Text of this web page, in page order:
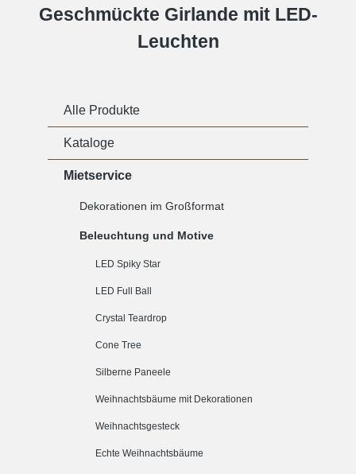
Geschmückte Girlande mit LED-
Leuchten
Alle Produkte
Kataloge
Mietservice
Dekorationen im Großformat
Beleuchtung und Motive
LED Spiky Star
LED Full Ball
Crystal Teardrop
Cone Tree
Silberne Paneele
Weihnachtsbäume mit Dekorationen
Weihnachtsgesteck
Echte Weihnachtsbäume